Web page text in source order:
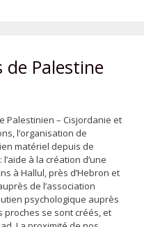
de Palestine
Palestinien – Cisjordanie et
l’organisation de
matériel depuis de
à la création d’une
à Hallul, près d’Hebron et
de l’association
psychologique auprès
proches se sont créés, et